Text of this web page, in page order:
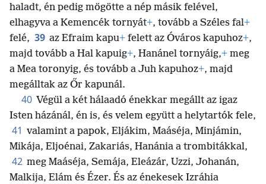
haladt, én pedig mögötte a nép másik felével,
elhagyva a Kemencék tornyát+, tovább a Széles fal+
felé, 39 az Efraim kapu+ felett az Óváros kapuhoz+,
majd tovább a Hal kapuig+, Hanánel tornyáig,+ meg
a Mea toronyig, és tovább a Juh kapuhoz+, majd
megálltak az Őr kapunál.
40 Végül a két hálaadó énekkar megállt az igaz
Isten házánál, én is, és velem együtt a helytartók fele,
41 valamint a papok, Eljákim, Maáséja, Minjámin,
Mikája, Eljoénai, Zakariás, Hanánia a trombitákkal,
42 meg Maáséja, Semája, Eleázár, Uzzi, Johanán,
Malkija, Elám és Ézer. És az énekesek Izráhia